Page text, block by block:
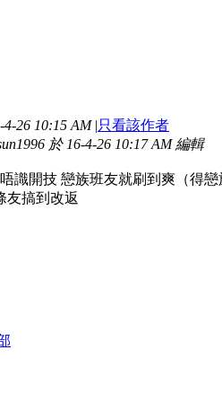
4-26 10:15 AM |只看該作者
於 16-4-26 10:17 AM 編輯
唔識開技 戀族班友就刷到爽（得
友搞到改返